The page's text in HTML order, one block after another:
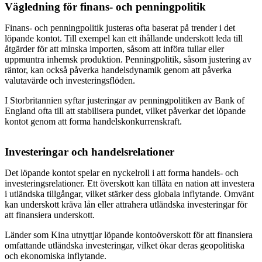
Vägledning för finans- och penningpolitik
Finans- och penningpolitik justeras ofta baserat på trender i det
löpande kontot. Till exempel kan ett ihållande underskott leda till
åtgärder för att minska importen, såsom att införa tullar eller
uppmuntra inhemsk produktion. Penningpolitik, såsom justering av
räntor, kan också påverka handelsdynamik genom att påverka
valutavärde och investeringsflöden.
I Storbritannien syftar justeringar av penningpolitiken av Bank of
England ofta till att stabilisera pundet, vilket påverkar det löpande
kontot genom att forma handelskonkurrenskraft.
Investeringar och handelsrelationer
Det löpande kontot spelar en nyckelroll i att forma handels- och
investeringsrelationer. Ett överskott kan tillåta en nation att investera
i utländska tillgångar, vilket stärker dess globala inflytande. Omvänt
kan underskott kräva lån eller attrahera utländska investeringar för
att finansiera underskott.
Länder som Kina utnyttjar löpande kontoöverskott för att finansiera
omfattande utländska investeringar, vilket ökar deras geopolitiska
och ekonomiska inflytande.